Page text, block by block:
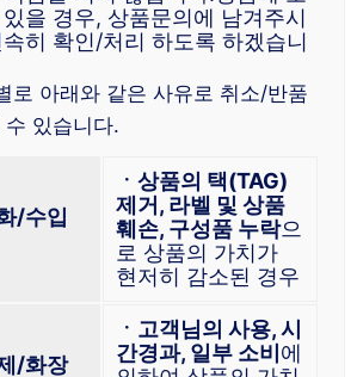
을 경우, 상품문의에 남겨주시
속히 확인/처리 하도록 하겠습니
로 아래와 같은 사유로 취소/반품
있습니다.
/수입
ㆍ상품의 택(TAG)
제거, 라벨 및 상품
훼손, 구성품 누락으
로 상품의 가치가
현저히 감소된 경우
/화장
ㆍ고객님의 사용, 시
간경과, 일부 소비 에